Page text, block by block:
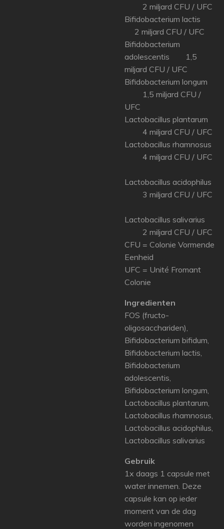
2 miljard CFU / UFC
Bifidobacterium lactis
2 miljard CFU / UFC
Bifidobacterium
adolescentis 1,5
miljard CFU / UFC
Bifidobacterium longum
1,5 miljard CFU /
UFC
Lactobacillus plantarum
4 miljard CFU / UFC
Lactobacillus rhamnosus
4 miljard CFU / UFC
Lactobacillus acidophilus
3 miljard CFU / UFC
Lactobacillus salivarius
2 miljard CFU / UFC
CFU = Colonie Vormende
Eenheid
UFC = Unité Fromant
Colonie
Ingredienten
FOS (fructo-
oligosacchariden),
Bifidobacterium bifidum,
Bifidobacterium lactis,
Bifidobacterium
adolescentis,
Bifidobacterium longum,
Lactobacillus plantarum,
Lactobacillus rhamnosus,
Lactobacillus acidophilus,
Lactobacillus salivarius
Gebruik
1x daags 1 capsule met
water innemen. Deze
capsule kan op ieder
moment van de dag
worden ingenomen